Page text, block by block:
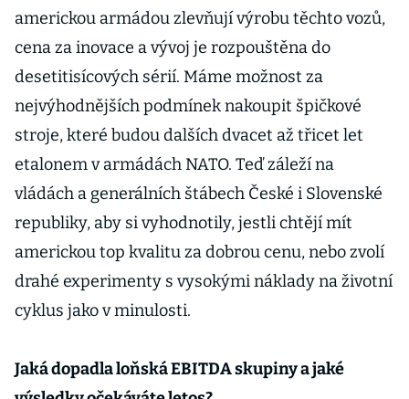
americkou armádou zlevňují výrobu těchto vozů,
cena za inovace a vývoj je rozpouštěna do
desetitisícových sérií. Máme možnost za
nejvýhodnějších podmínek nakoupit špičkové
stroje, které budou dalších dvacet až třicet let
etalonem v armádách NATO. Teď záleží na
vládách a generálních štábech České i Slovenské
republiky, aby si vyhodnotily, jestli chtějí mít
americkou top kvalitu za dobrou cenu, nebo zvolí
drahé experimenty s vysokými náklady na životní
cyklus jako v minulosti.
Jaká dopadla loňská EBITDA skupiny a jaké